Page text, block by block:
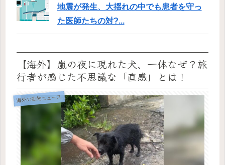
地震が発生、大揺れの中でも患者を守っ
た医師たちの対?...
【海外】嵐の夜に現れた犬、一体なぜ？旅
行者が感じた不思議な「直感」とは！
海外の動物ニュース